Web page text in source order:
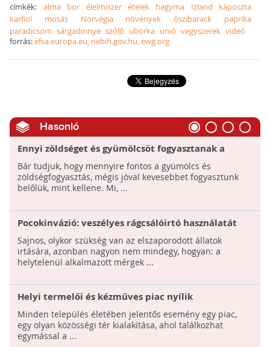
címkék: alma bor élelmiszer ételek hagyma Izland
káposzta
karfiol
mosás Norvégia növények őszibarack
paprika
paradicsom sárgadinnye szőlő uborka unió vegyszerek videó
forrás:efsa.europa.eu, nebih.gov.hu, ewg.org
Hasonló
Ennyi zöldséget és gyümölcsöt fogyasztanak a
magyarok!
Bár tudjuk, hogy mennyire fontos a gyümölcs és
zöldségfogyasztás, mégis jóval kevesebbet fogyasztunk
belőlük, mint kellene. Mi, ...
Pocokinvázió: veszélyes rágcsálóirtó használatát
engedélyezi a Nébih
Sajnos, olykor szükség van az elszaporodott állatok
irtására, azonban nagyon nem mindegy, hogyan: a
helytelenül alkalmazott mérgek ...
Helyi termelői és kézműves piac nyílik
Zalaegerszegen!
Minden település életében jelentős esemény egy piac,
egy olyan közösségi tér kialakítása, ahol találkozhat
egymással a ...